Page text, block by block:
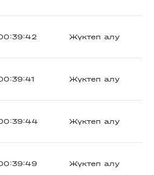
Жүктеп алу
Жүктеп алу
Жүктеп алу
Жүктеп алу